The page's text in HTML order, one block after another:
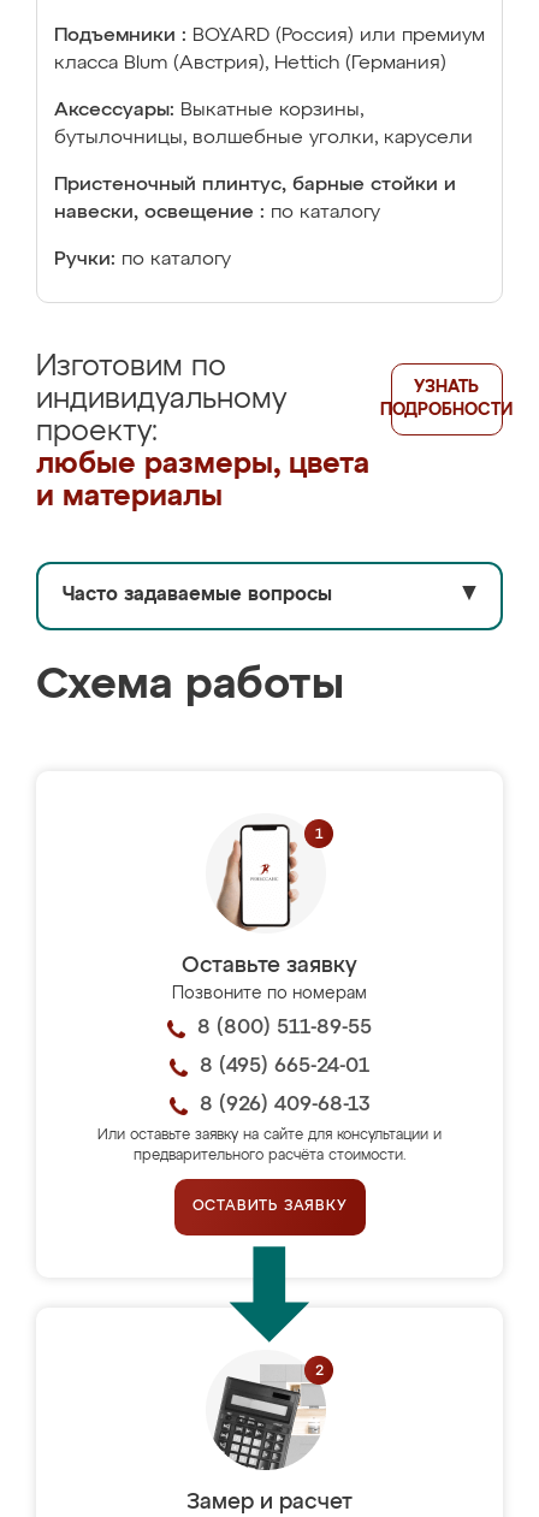
Подъемники : BOYARD (Россия) или премиум
класса Blum (Австрия), Hettich (Германия)
Аксессуары: Выкатные корзины,
бутылочницы, волшебные уголки, карусели
Пристеночный плинтус, барные стойки и
навески, освещение : по каталогу
Ручки: по каталогу
Изготовим по
индивидуальному
проекту:
любые размеры, цвета
и материалы
УЗНАТЬ
ПОДРОБНОСТИ
Часто задаваемые вопросы ▼
Схема работы
Оставьте заявку
Позвоните по номерам
8 (800) 511-89-55
8 (495) 665-24-01
8 (926) 409-68-13
Или оставьте заявку на сайте для консультации и
предварительного расчёта стоимости.
ОСТАВИТЬ ЗАЯВКУ
Замер и расчет